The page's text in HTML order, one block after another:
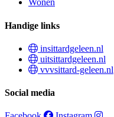
Wonen
Handige links
insittardgeleen.nl
uitsittardgeleen.nl
vvvsittard-geleen.nl
Social media